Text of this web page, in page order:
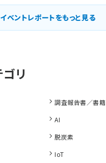
イベントレポートをもっと見る
調査報告書／書籍
AI
脱炭素
IoT